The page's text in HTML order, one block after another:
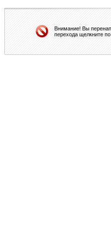
Внимание! Вы
перехода щелкните